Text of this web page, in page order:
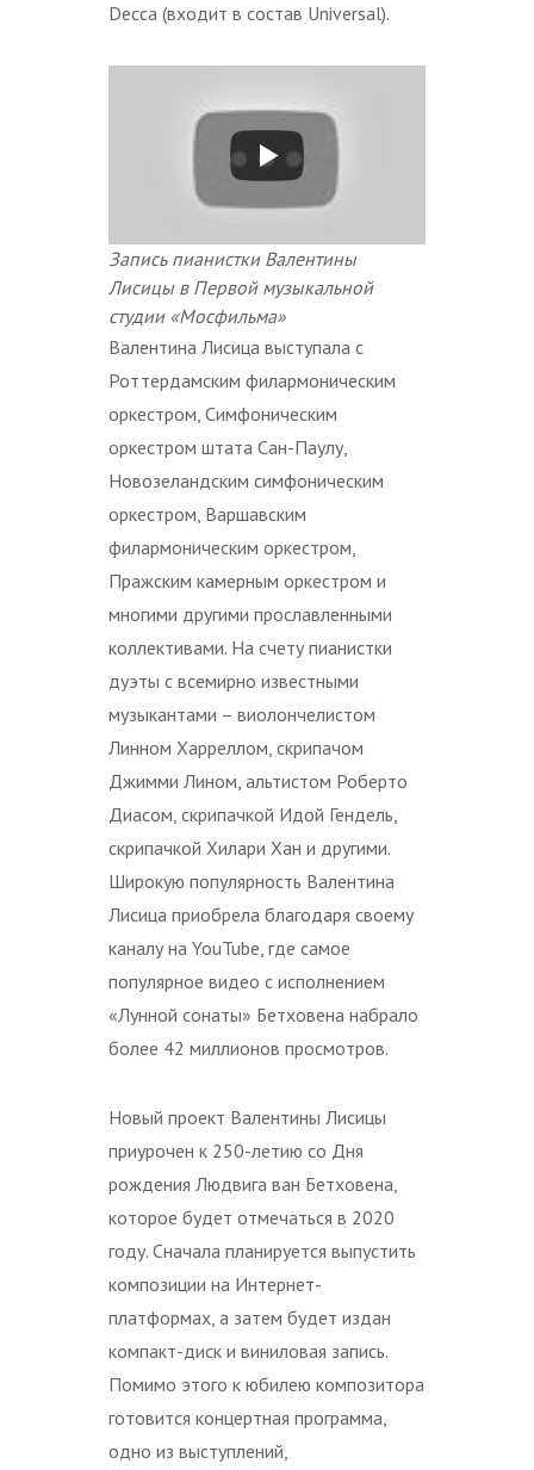
Decca (входит в состав Universal).
Запись пианистки Валентины
Лисицы в Первой музыкальной
студии «Мосфильма»
Валентина Лисица выступала с
Роттердамским филармоническим
оркестром, Симфоническим
оркестром штата Сан-Паулу,
Новозеландским симфоническим
оркестром, Варшавским
филармоническим оркестром,
Пражским камерным оркестром и
многими другими прославленными
коллективами. На счету пианистки
дуэты с всемирно известными
музыкантами – виолончелистом
Линном Харреллом, скрипачом
Джимми Лином, альтистом Роберто
Диасом, скрипачкой Идой Гендель,
скрипачкой Хилари Хан и другими.
Широкую популярность Валентина
Лисица приобрела благодаря своему
каналу на YouTube, где самое
популярное видео с исполнением
«Лунной сонаты» Бетховена набрало
более 42 миллионов просмотров.
Новый проект Валентины Лисицы
приурочен к 250-летию со Дня
рождения Людвига ван Бетховена,
которое будет отмечаться в 2020
году. Сначала планируется выпустить
композиции на Интернет-
платформах, а затем будет издан
компакт-диск и виниловая запись.
Помимо этого к юбилею композитора
готовится концертная программа,
одно из выступлений,